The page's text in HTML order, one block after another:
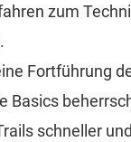
zum
Fortführung
Basics
schneller